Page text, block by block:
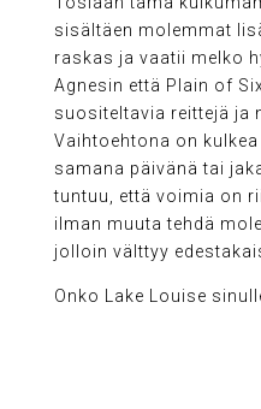
sisältäen molemmat
raskas ja vaatii melko
Agnesin että Plain of
suositeltavia reittejä ja
Vaihtoehtona on
samana päivänä tai
tuntuu, että voimia on
ilman muuta tehdä
jolloin välttyy
Onko Lake Louise